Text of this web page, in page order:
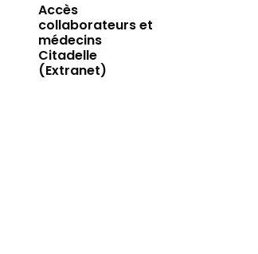
Accès
collaborateurs et
médecins
Citadelle
(Extranet)